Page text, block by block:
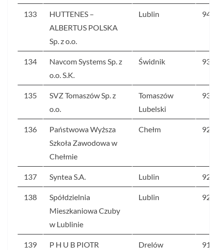
133
HUTTENES –
ALBERTUS POLSKA
Sp. z o.o.
Lublin 94,1
134
Navcom Systems Sp. z
o.o. S.K.
Świdnik 93,7
135
SVZ Tomaszów Sp. z
o.o.
Tomaszów
Lubelski
93,2
136
Państwowa Wyższa
Szkoła Zawodowa w
Chełmie
Chełm 92,8
137 Syntea S.A. Lublin 92,7
138
Spółdzielnia
Mieszkaniowa Czuby
w Lublinie
Lublin 92
139
P H U B PIOTR
Drelów 91,7